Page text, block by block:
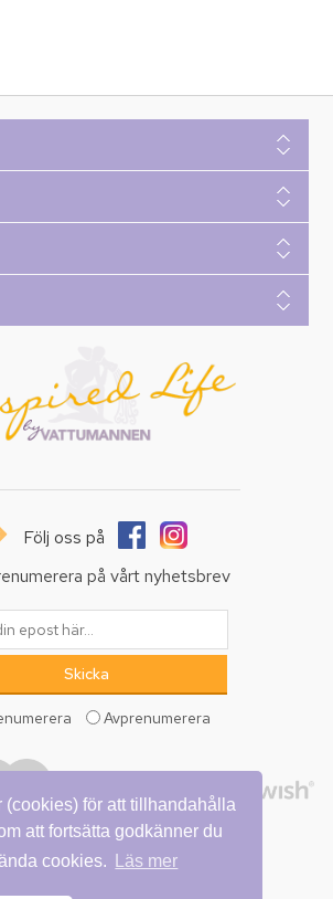
(cookies) för att tillhandahålla
att fortsätta godkänner du
cookies.
Läs mer
Följ oss på
på vårt nyhetsbrev
Avprenumerera